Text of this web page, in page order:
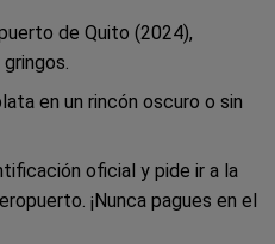
de Quito (2024),
en un rincón oscuro o sin
oficial y pide ir a la
¡Nunca pagues en el